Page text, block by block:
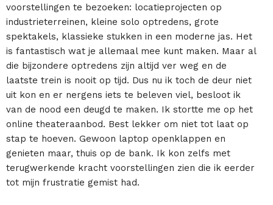
voorstellingen te bezoeken: locatieprojecten op
industrieterreinen, kleine solo optredens, grote
spektakels, klassieke stukken in een moderne jas. Het
is fantastisch wat je allemaal mee kunt maken. Maar al
die bijzondere optredens zijn altijd ver weg en de
laatste trein is nooit op tijd. Dus nu ik toch de deur niet
uit kon en er nergens iets te beleven viel, besloot ik
van de nood een deugd te maken. Ik stortte me op het
online theateraanbod. Best lekker om niet tot laat op
stap te hoeven. Gewoon laptop openklappen en
genieten maar, thuis op de bank. Ik kon zelfs met
terugwerkende kracht voorstellingen zien die ik eerder
tot mijn frustratie gemist had.